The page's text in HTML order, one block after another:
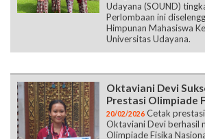
Udayana (SOUND)
Perlombaan ini
Himpunan Mahasiswa
Universitas Udayana.
Oktaviani Devi
Prestasi Olimpiade
20/02/2026 Cetak
Oktaviani Devi berhasil
Olimpiade Fisika